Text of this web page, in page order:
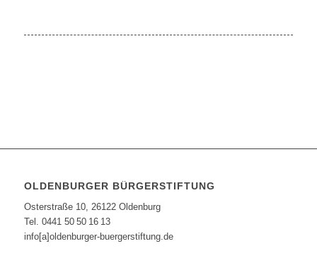
OLDENBURGER BÜRGERSTIFTUNG
Osterstraße 10, 26122 Oldenburg
Tel. 0441 50 50 16 13
info[a]oldenburger-buergerstiftung.de